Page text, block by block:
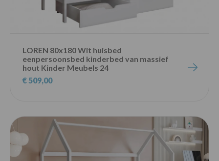
LOREN 80x180 Wit huisbed
eenpersoonsbed kinderbed van massief
hout Kinder Meubels 24
€ 509,00